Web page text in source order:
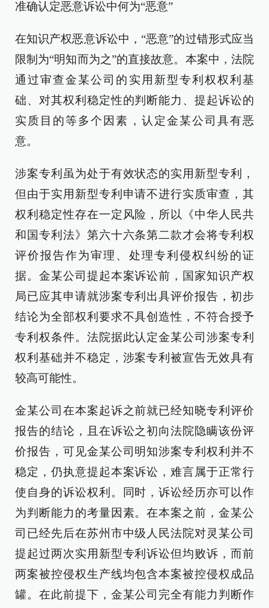
准确认定恶意诉讼中何为“恶意”
在知识产权恶意诉讼中，“恶意”的过错形式应当
限制为“明知而为之”的直接故意。本案中，法院
通过审查金某公司的实用新型专利权权利基
础、对其权利稳定性的判断能力、提起诉讼的
实质目的等多个因素，认定金某公司具有恶
意。
涉案专利虽为处于有效状态的实用新型专利，
但由于实用新型专利申请不进行实质审查，其
权利稳定性存在一定风险，所以《中华人民共
和国专利法》第六十六条第二款才会将专利权
评价报告作为审理、处理专利侵权纠纷的证
据。金某公司提起本案诉讼前，国家知识产权
局已应其申请就涉案专利出具评价报告，初步
结论为全部权利要求不具创造性，不符合授予
专利权条件。法院据此认定金某公司涉案专利
权利基础并不稳定，涉案专利被宣告无效具有
较高可能性。
金某公司在本案起诉之前就已经知晓专利评价
报告的结论，且在诉讼之初向法院隐瞒该份评
价报告，可见金某公司明知涉案专利权利并不
稳定，仍执意提起本案诉讼，难言属于正常行
使自身的诉讼权利。同时，诉讼经历亦可以作
为判断能力的考量因素。在本案之前，金某公
司已经先后在苏州市中级人民法院对灵某公司
提起过两次实用新型专利诉讼但均败诉，而前
两案被控侵权生产线均包含本案被控侵权成品
罐。在此前提下，金某公司完全有能力判断作